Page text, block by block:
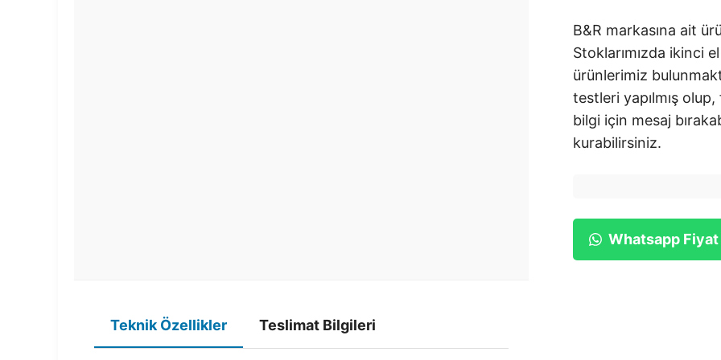
B&R markasına ait
Stoklarımızda ikinci
ürünlerimiz
testleri yapılmış olup,
bilgi için mesaj
kurabilirsiniz.
Whatsapp Fiyat
Teknik Özellikler Teslimat Bilgileri